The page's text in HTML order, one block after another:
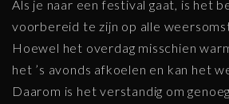
Als je naar een festival gaat, is het
voorbereid te zijn op alle
Hoewel het overdag misschien
het ’s avonds afkoelen en kan het
Daarom is het verstandig om